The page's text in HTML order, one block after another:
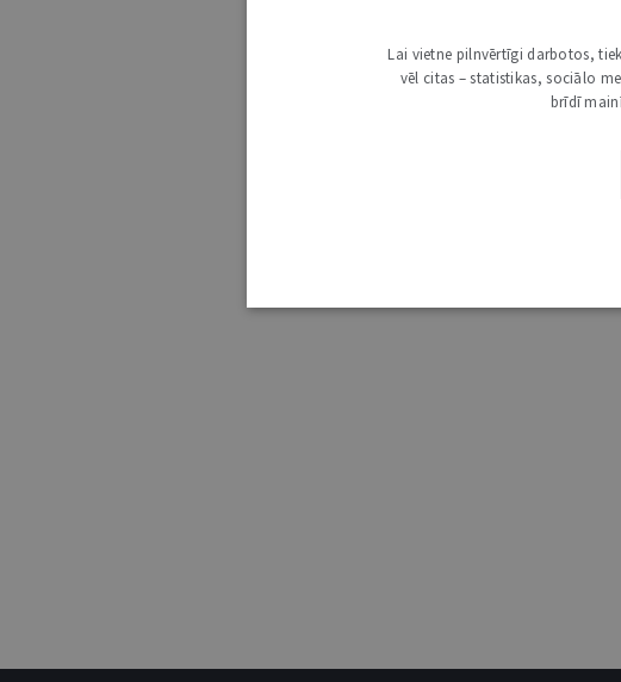
Lai vietne pilnvērtīgi darbotos,
vēl citas – statistikas, sociālo
brīdī